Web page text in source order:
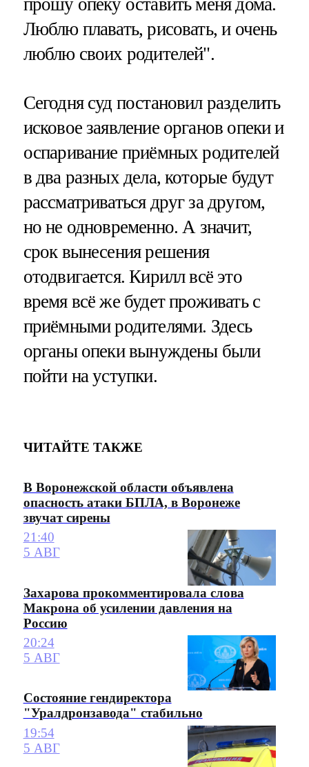
Люблю плавать, рисовать, и очень
люблю своих родителей".
Сегодня суд постановил разделить
исковое заявление органов опеки и
оспаривание приёмных родителей
в два разных дела, которые будут
рассматриваться друг за другом,
но не одновременно. А значит,
срок вынесения решения
отодвигается. Кирилл всё это
время всё же будет проживать с
приёмными родителями. Здесь
органы опеки вынуждены были
пойти на уступки.
ЧИТАЙТЕ ТАКЖЕ
В Воронежской области объявлена
опасность атаки БПЛА, в Воронеже
звучат сирены
21:40
5 АВГ
Захарова прокомментировала слова
Макрона об усилении давления на
Россию
20:24
5 АВГ
Состояние гендиректора
"Уралдронзавода" стабильно
19:54
5 АВГ